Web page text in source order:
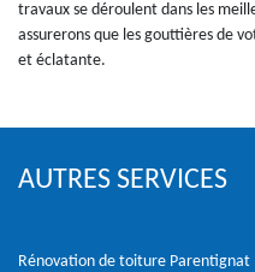
travaux se déroulent dans les
assurerons que les gouttières de
et éclatante.
AUTRES SERVICES
Rénovation de toiture Parentignat